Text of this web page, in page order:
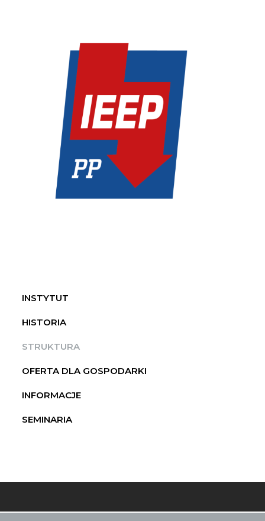
INSTYTUT ELEKTROTECHNIKI I
INSTYTUT
HISTORIA
STRUKTURA
OFERTA DLA GOSPODARKI
INFORMACJE
SEMINARIA